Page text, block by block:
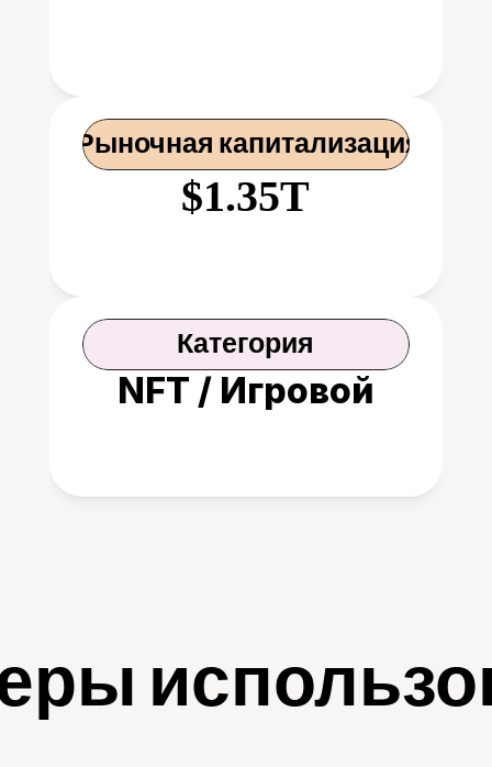
Рыночная капитализация
$1.35T
Категория
NFT / Игровой